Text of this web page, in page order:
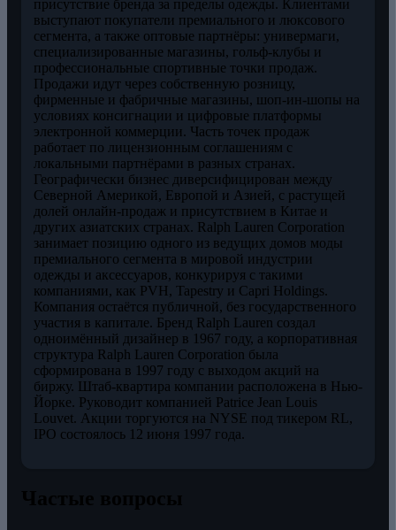
присутствие бренда за пределы одежды. Клиентами
выступают покупатели премиального и люксового
сегмента, а также оптовые партнёры: универмаги,
специализированные магазины, гольф-клубы и
профессиональные спортивные точки продаж.
Продажи идут через собственную розницу,
фирменные и фабричные магазины, шоп-ин-шопы на
условиях консигнации и цифровые платформы
электронной коммерции. Часть точек продаж
работает по лицензионным соглашениям с
локальными партнёрами в разных странах.
Географически бизнес диверсифицирован между
Северной Америкой, Европой и Азией, с растущей
долей онлайн-продаж и присутствием в Китае и
других азиатских странах. Ralph Lauren Corporation
занимает позицию одного из ведущих домов моды
премиального сегмента в мировой индустрии
одежды и аксессуаров, конкурируя с такими
компаниями, как PVH, Tapestry и Capri Holdings.
Компания остаётся публичной, без государственного
участия в капитале. Бренд Ralph Lauren создал
одноимённый дизайнер в 1967 году, а корпоративная
структура Ralph Lauren Corporation была
сформирована в 1997 году с выходом акций на
биржу. Штаб-квартира компании расположена в Нью-
Йорке. Руководит компанией Patrice Jean Louis
Louvet. Акции торгуются на NYSE под тикером RL,
IPO состоялось 12 июня 1997 года.